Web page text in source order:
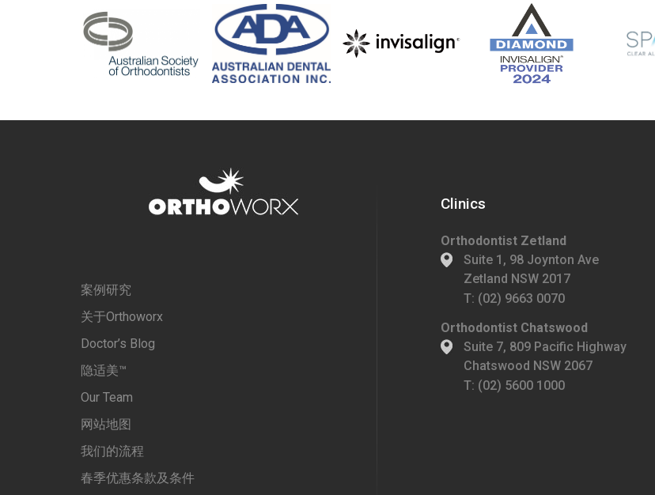
案例研究
关于Orthoworx
Doctor’s Blog
隐适美™
Our Team
网站地图
我们的流程
春季优惠条款及条件
Clinics
Orthodontist Zetland
Suite 1, 98 Joynton Ave
Zetland NSW 2017
T: (02) 9663 0070
Orthodontist Chatswood
Suite 7, 809 Pacific Highway
Chatswood NSW 2067
T: (02) 5600 1000